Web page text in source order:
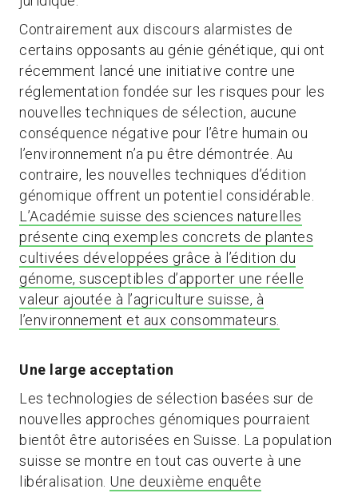
Contrairement aux discours alarmistes de
certains opposants au génie génétique, qui ont
récemment lancé une initiative contre une
réglementation fondée sur les risques pour les
nouvelles techniques de sélection, aucune
conséquence négative pour l’être humain ou
l’environnement n’a pu être démontrée. Au
contraire, les nouvelles techniques d’édition
génomique offrent un potentiel considérable.
L’Académie suisse des sciences naturelles
présente cinq exemples concrets de plantes
cultivées développées grâce à l’édition du
génome, susceptibles d’apporter une réelle
valeur ajoutée à l’agriculture suisse, à
l’environnement et aux consommateurs.
Une large acceptation
Les technologies de sélection basées sur de
nouvelles approches génomiques pourraient
bientôt être autorisées en Suisse. La population
suisse se montre en tout cas ouverte à une
libéralisation. Une deuxième enquête